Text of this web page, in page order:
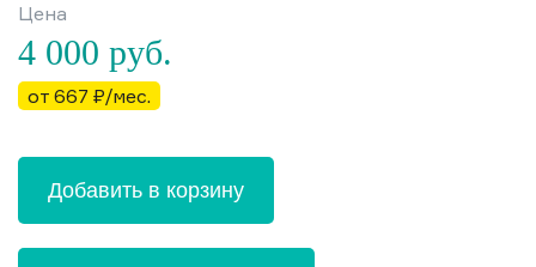
Цена
4 000 руб.
от 667 ₽/мес.
Добавить в корзину